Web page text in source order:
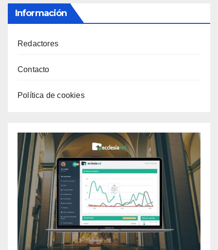
Información
Redactores
Contacto
Política de cookies